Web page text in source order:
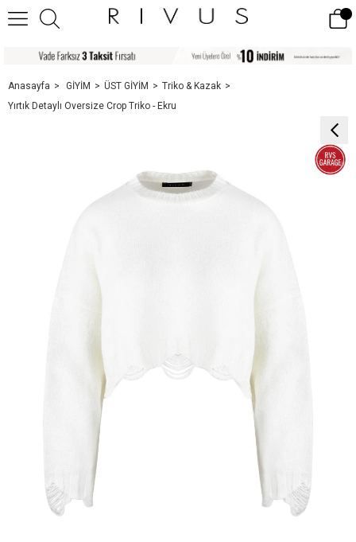
Anasayfa GİYİM ÜST GİYİM
Triko & Kazak
Yırtık Detaylı Oversize Crop Triko - Ekru